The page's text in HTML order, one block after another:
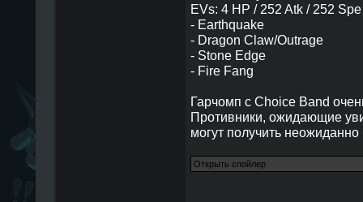
EVs: 4 HP / 252 Atk / 252 Spe
- Earthquake
- Dragon Claw/Outrage
- Stone Edge
- Fire Fang
Гарчомп с Choice Band
Противники, ожидающие
могут получить